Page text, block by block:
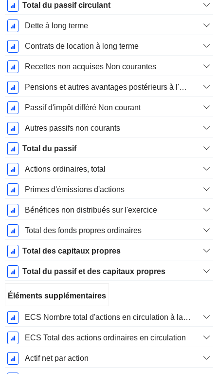
Total du passif circulant
Dette à long terme
Contrats de location à long terme
Recettes non acquises Non courantes
Pensions et autres avantages postérieurs à l'emploi
Passif d'impôt différé Non courant
Autres passifs non courants
Total du passif
Actions ordinaires, total
Primes d'émissions d'actions
Bénéfices non distribués sur l'exercice
Total des fonds propres ordinaires
Total des capitaux propres
Total du passif et des capitaux propres
Éléments supplémentaires
ECS Nombre total d'actions en circulation à la date de dépôt
ECS Total des actions ordinaires en circulation
Actif net par action